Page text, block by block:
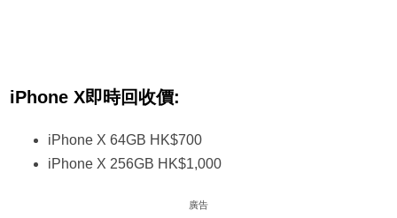
iPhone X即時回收價:
iPhone X 64GB HK$700
iPhone X 256GB HK$1,000
廣告